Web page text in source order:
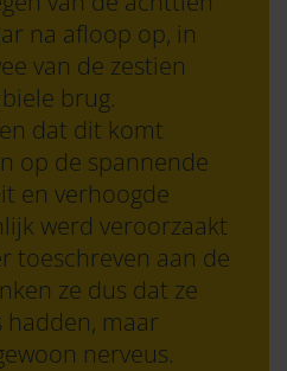
na afloop op, in
van de zestien
brug.
dat dit komt
op de spannende
en verhoogde
werd veroorzaakt
toeschreven aan de
ze dus dat ze
hadden, maar
nerveus.